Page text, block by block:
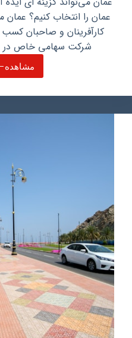
عمان را انتخاب کنیم؟ عمان
کارآفرینان و صاحبان
شرکت سهامی خاص در
مشاهده
ثبت
در
به